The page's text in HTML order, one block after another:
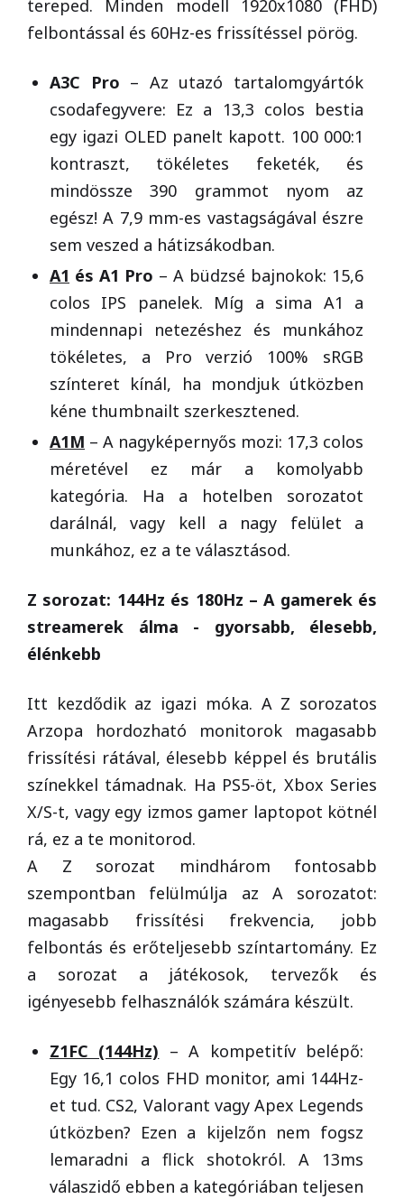
tereped. Minden modell 1920x1080 (FHD)
felbontással és 60Hz-es frissítéssel pörög.
A3C Pro – Az utazó tartalomgyártók
csodafegyvere: Ez a 13,3 colos bestia
egy igazi OLED panelt kapott. 100 000:1
kontraszt, tökéletes feketék, és
mindössze 390 grammot nyom az
egész! A 7,9 mm-es vastagságával észre
sem veszed a hátizsákodban.
A1 és A1 Pro – A büdzsé bajnokok: 15,6
colos IPS panelek. Míg a sima A1 a
mindennapi netezéshez és munkához
tökéletes, a Pro verzió 100% sRGB
színteret kínál, ha mondjuk útközben
kéne thumbnailt szerkesztened.
A1M – A nagyképernyős mozi: 17,3 colos
méretével ez már a komolyabb
kategória. Ha a hotelben sorozatot
darálnál, vagy kell a nagy felület a
munkához, ez a te választásod.
Z sorozat: 144Hz és 180Hz – A gamerek és
streamerek álma - gyorsabb, élesebb,
élénkebb
Itt kezdődik az igazi móka. A Z sorozatos
Arzopa hordozható monitorok magasabb
frissítési rátával, élesebb képpel és brutális
színekkel támadnak. Ha PS5-öt, Xbox Series
X/S-t, vagy egy izmos gamer laptopot kötnél
rá, ez a te monitorod.
A Z sorozat mindhárom fontosabb
szempontban felülmúlja az A sorozatot:
magasabb frissítési frekvencia, jobb
felbontás és erőteljesebb színtartomány. Ez
a sorozat a játékosok, tervezők és
igényesebb felhasználók számára készült.
Z1FC (144Hz) – A kompetitív belépő:
Egy 16,1 colos FHD monitor, ami 144Hz-
et tud. CS2, Valorant vagy Apex Legends
útközben? Ezen a kijelzőn nem fogsz
lemaradni a flick shotokról. A 13ms
válaszidő ebben a kategóriában teljesen